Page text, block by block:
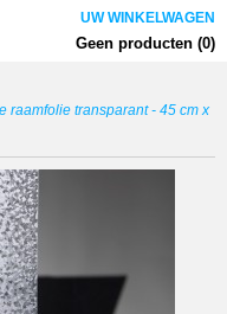
UW WINKELWAGEN
Geen producten (0)
raamfolie transparant - 45 cm x